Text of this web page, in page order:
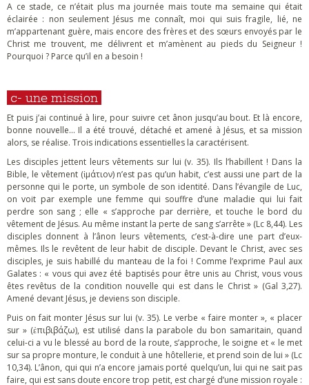
A ce stade, ce n’était plus ma journée mais toute ma semaine qui était
éclairée : non seulement Jésus me connaît, moi qui suis fragile, lié, ne
m’appartenant guère, mais encore des frères et des sœurs envoyés par le
Christ me trouvent, me délivrent et m’amènent au pieds du Seigneur !
Pourquoi ? Parce qu’il en a besoin !
c- une mission
Et puis j’ai continué à lire, pour suivre cet ânon jusqu’au bout. Et là encore,
bonne nouvelle… Il a été trouvé, détaché et amené à Jésus, et sa mission
alors, se réalise. Trois indications essentielles la caractérisent.
Les disciples jettent leurs vêtements sur lui (v. 35). Ils l’habillent ! Dans la
Bible, le vêtement (ἱμάτιον) n’est pas qu’un habit, c’est aussi une part de la
personne qui le porte, un symbole de son identité. Dans l’évangile de Luc,
on voit par exemple une femme qui souffre d’une maladie qui lui fait
perdre son sang ; elle « s’approche par derrière, et touche le bord du
vêtement de Jésus. Au même instant la perte de sang s’arrête » (Lc 8,44). Les
disciples donnent à l’ânon leurs vêtements, c’est-à-dire une part d’eux-
mêmes. Ils le revêtent de leur habit de disciple. Devant le Christ, avec ses
disciples, je suis habillé du manteau de la foi ! Comme l’exprime Paul aux
Galates : « vous qui avez été baptisés pour être unis au Christ, vous vous
êtes revêtus de la condition nouvelle qui est dans le Christ » (Gal 3,27).
Amené devant Jésus, je deviens son disciple.
Puis on fait monter Jésus sur lui (v. 35). Le verbe « faire monter », « placer
sur » (ἐπιβιβάζω), est utilisé dans la parabole du bon samaritain, quand
celui-ci a vu le blessé au bord de la route, s’approche, le soigne et « le met
sur sa propre monture, le conduit à une hôtellerie, et prend soin de lui » (Lc
10,34). L’ânon, qui qui n’a encore jamais porté quelqu’un, lui qui ne sait pas
faire, qui est sans doute encore trop petit, est chargé d’une mission royale :